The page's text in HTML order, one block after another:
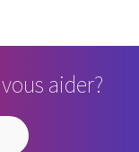
aider?